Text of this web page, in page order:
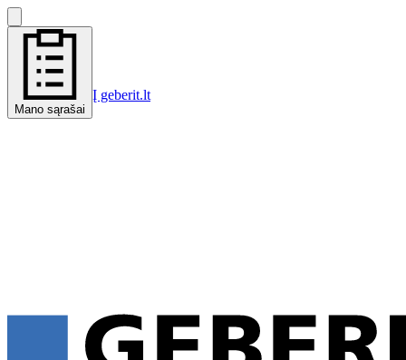
Mano sąrašai
Į geberit.lt